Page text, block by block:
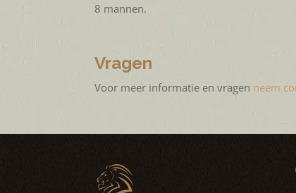
8 mannen.
Vragen
Voor meer informatie en vragen neem